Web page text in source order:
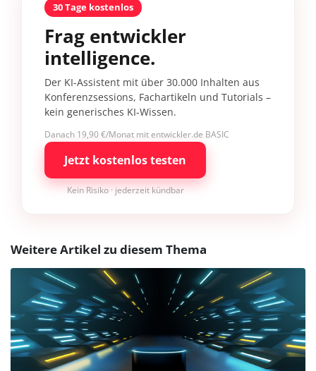
30 Tage kostenlos
Frag entwickler
intelligence.
Der KI-Assistent mit über 30.000 Inhalten aus
Konferenzsessions, Fachartikeln und Tutorials –
kein generisches KI-Wissen.
Danach 19,90 €/Monat mit entwickler.de BASIC
Jetzt kostenlos testen
Kein Risiko · jederzeit kündbar
Weitere Artikel zu diesem Thema